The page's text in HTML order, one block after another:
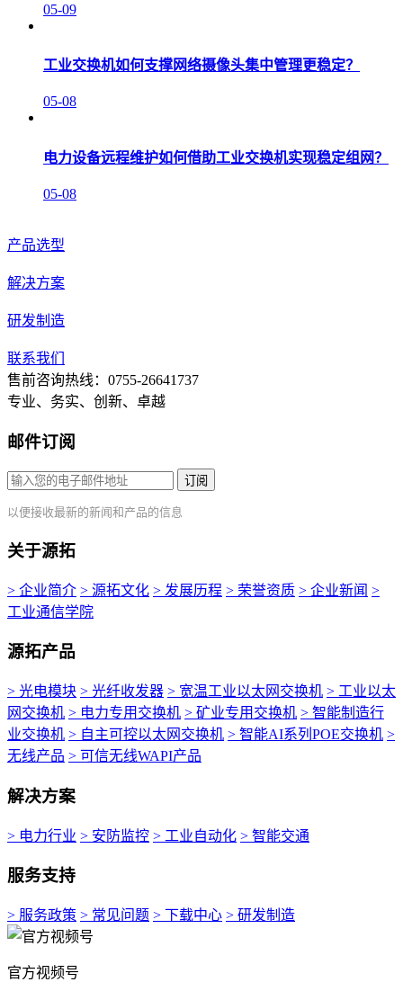
05-09
工业交换机如何支撑网络摄像头集中管理更稳定？
05-08
电力设备远程维护如何借助工业交换机实现稳定组网？
05-08
产品选型
解决方案
研发制造
联系我们
售前咨询热线：0755-26641737
专业、务实、创新、卓越
邮件订阅
订阅
以便接收最新的新闻和产品的信息
关于源拓
> 企业简介 > 源拓文化 > 发展历程 > 荣誉资质 > 企业新闻 >
工业通信学院
源拓产品
> 光电模块 > 光纤收发器 > 宽温工业以太网交换机 > 工业以太
网交换机 > 电力专用交换机 > 矿业专用交换机 > 智能制造行
业交换机 > 自主可控以太网交换机 > 智能AI系列POE交换机 >
无线产品 > 可信无线WAPI产品
解决方案
> 电力行业 > 安防监控 > 工业自动化 > 智能交通
服务支持
> 服务政策 > 常见问题 > 下载中心 > 研发制造
官方视频号